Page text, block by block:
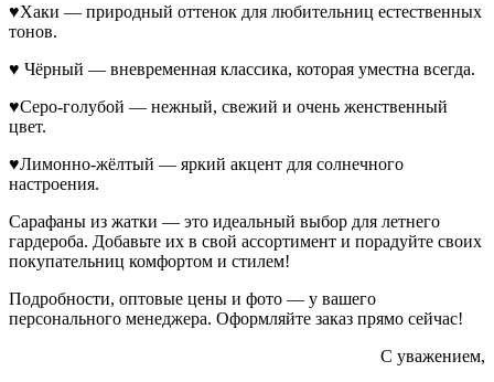
♥Хаки — природный оттенок для любительниц естественных
тонов.
♥ Чёрный — вневременная классика, которая уместна всегда.
♥Серо-голубой — нежный, свежий и очень женственный
цвет.
♥Лимонно-жёлтый — яркий акцент для солнечного
настроения.
Сарафаны из жатки — это идеальный выбор для летнего
гардероба. Добавьте их в свой ассортимент и порадуйте своих
покупательниц комфортом и стилем!
Подробности, оптовые цены и фото — у вашего
персонального менеджера. Оформляйте заказ прямо сейчас!
С уважением,